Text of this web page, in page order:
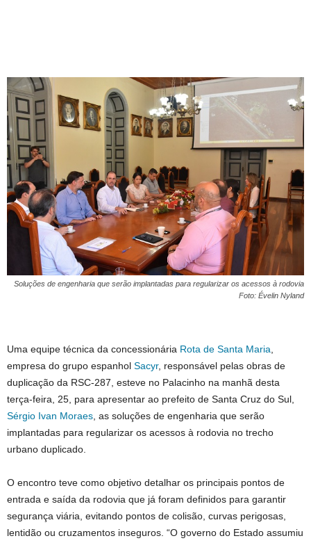
Soluções de engenharia que serão implantadas para regularizar os acessos à rodovia
Foto: Évelin Nyland
Uma equipe técnica da concessionária Rota de Santa Maria
empresa do grupo espanhol Sacyr, responsável pelas obras de
duplicação da RSC-287, esteve no Palacinho na manhã desta
terça-feira, 25, para apresentar ao prefeito de Santa Cruz do Sul,
Sérgio Ivan Moraes , as soluções de engenharia que serão
implantadas para regularizar os acessos à rodovia no trecho
urbano duplicado.
O encontro teve como objetivo detalhar os principais pontos de
entrada e saída da rodovia que já foram definidos para garantir
segurança viária, evitando pontos de colisão, curvas perigosas,
lentidão ou cruzamentos inseguros. “O governo do Estado assumiu